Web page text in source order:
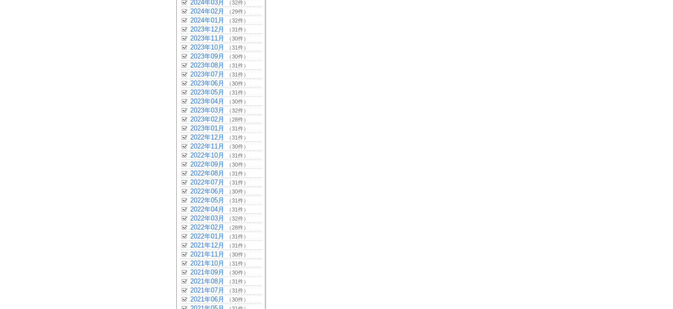
2024年03月 （32件）
2024年02月 （29件）
2024年01月 （32件）
2023年12月 （31件）
2023年11月 （30件）
2023年10月 （31件）
2023年09月 （30件）
2023年08月 （31件）
2023年07月 （31件）
2023年06月 （30件）
2023年05月 （31件）
2023年04月 （30件）
2023年03月 （32件）
2023年02月 （28件）
2023年01月 （31件）
2022年12月 （31件）
2022年11月 （30件）
2022年10月 （31件）
2022年09月 （30件）
2022年08月 （31件）
2022年07月 （31件）
2022年06月 （30件）
2022年05月 （31件）
2022年04月 （31件）
2022年03月 （32件）
2022年02月 （28件）
2022年01月 （31件）
2021年12月 （31件）
2021年11月 （30件）
2021年10月 （31件）
2021年09月 （30件）
2021年08月 （31件）
2021年07月 （31件）
2021年06月 （30件）